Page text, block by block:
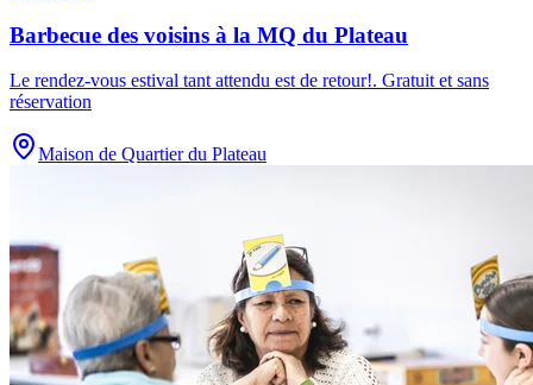
Barbecue des voisins à la MQ du Plateau
Le rendez-vous estival tant attendu est de retour!. Gratuit et sans
réservation
Maison de Quartier du Plateau